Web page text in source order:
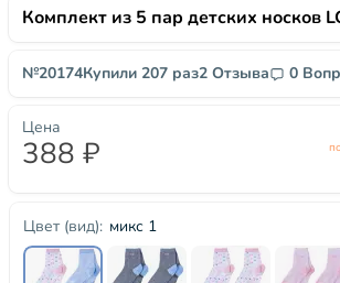
Комплект из 5 пар детских носков
№20174Купили 207 раз2 Отзыва 0
Цвет (вид): микс 1
Цена
388 ₽